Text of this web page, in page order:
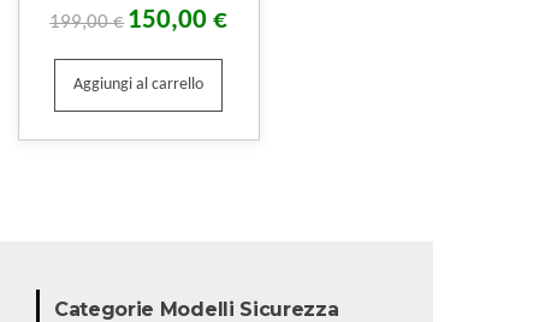
199,00€ 150,00€
Aggiungi al carrello
Categorie Modelli Sicurezza